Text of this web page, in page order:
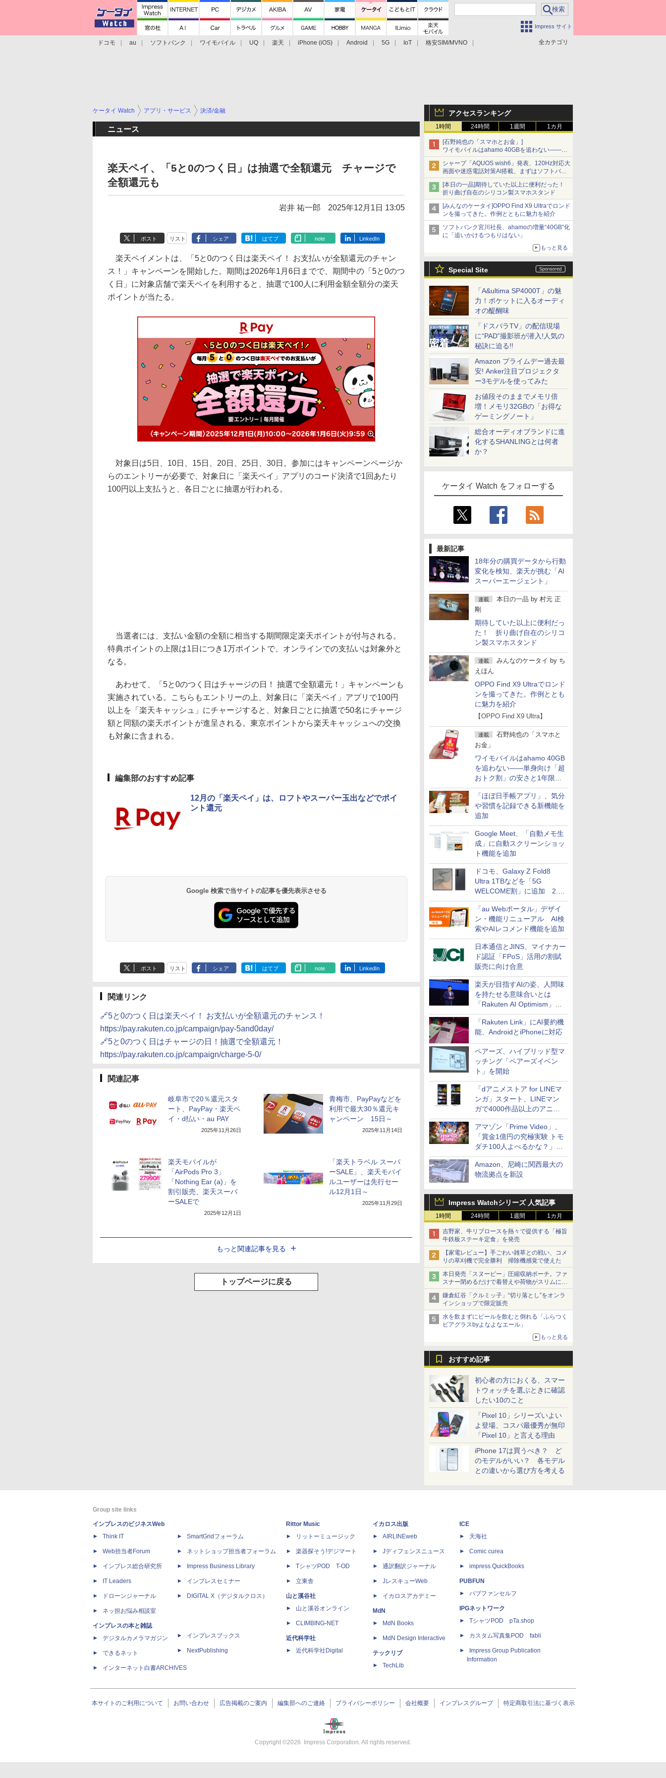
Impress サイト
全カテゴリ
ドコモ au ソフトバンク ワイモバイル UQ 楽天 iPhone (iOS) Android 5G IoT
格安SIM/MVNO
アクセスランキング
1時間 24時間 1週間 1カ月
[石野純也の「スマホとお金」]
ワイモバイルはahamo 40GBを追わない――単
身向け「超おトク割」の安さと1年限定の注意
点
シャープ「AQUOS wish6」発表、120Hz対応大
画面や迷惑電話対策AI搭載、まずはソフトバン
クの法人向け
[本日の一品]期待していた以上に便利だった！
折り曲げ自在のシリコン製スマホスタンド
[みんなのケータイ]OPPO Find X9 Ultraでロンド
ンを撮ってきた。作例とともに魅力を紹介
ソフトバンク宮川社長、ahamoの増量“40GB”化
に「追いかけるつもりはない」
もっと見る
Special Site
「A&ultima SP4000T」の魅
力！ポケットに入るオーディ
オの醍醐味
「ドスパラTV」の配信現場
に“PAD”撮影班が潜入!人気の
秘訣に迫る!!
Amazon プライムデー過去最
安! Anker注目プロジェクタ
ー3モデルを使ってみた
お値段そのままでメモリ倍
増！メモリ32GBの「お得な
ゲーミングノート」
総合オーディオブランドに進
化するSHANLINGとは何者
か？
ケータイ Watch をフォローする
最新記事
18年分の購買データから行動
変化を検知、楽天が挑む「AI
スーパーエージェント」
連載 本日の一品 by 村元 正
剛
期待していた以上に便利だっ
た！ 折り曲げ自在のシリコ
ン製スマホスタンド
連載 みんなのケータイ by ち
えほん
OPPO Find X9 Ultraでロンド
ンを撮ってきた。作例ととも
に魅力を紹介
【OPPO Find X9 Ultra】
連載
石野純也の「スマホと
お金」
ワイモバイルはahamo 40GB
を追わない――単身向け「超
おトク割」の安さと1年限定
の注意点
「ほぼ日手帳アプリ」、気分
や習慣を記録できる新機能を
追加
Google Meet、「自動メモ生
成」に自動スクリーンショッ
ト機能を追加
ドコモ、Galaxy Z Fold8
Ultra 1TBなどを「5G
WELCOME割」に追加 2.2
万円引き
「au Webポータル」デザイ
ン・機能リニューアル AI検
索やAIレコメンド機能を追加
日本通信とJINS、マイナカー
ド認証「FPoS」活用の割賦
販売に向け合意
楽天が目指すAIの姿、人間味
を持たせる意味合いとは
「Rakuten AI Optimism」三
木谷氏の基調講演
「Rakuten Link」にAI要約機
能、AndroidとiPhoneに対応
ペアーズ、ハイブリッド型マ
ッチング「ペアーズイベン
ト」を開始
「dアニメストア for LINEマ
ンガ」スタート、LINEマン
ガで4000作品以上のアニメ
見放題
アマゾン「Prime Video」、
「賞金1億円の究極実験 トモ
ダチ100人よべるかな？」シ
ーズン2の参加者公開
Amazon、尼崎に関西最大の
物流拠点を新設
Impress Watchシリーズ 人気記事
1時間 24時間 1週間 1カ月
吉野家、牛リブロースを熱々で提供する「極旨
牛鉄板ステーキ定食」を発売
【家電レビュー】手ごわい雑草との戦い、コメ
リの草刈機で完全勝利 掃除機感覚で使えた
本日発売「スヌーピー」圧縮収納ポーチ。ファ
スナー閉めるだけで着替えや荷物がスリムにま
とまる
鎌倉紅谷「クルミッ子」“切り落とし”をオンラ
インショップで限定販売
水を飲まずにビールを飲むと倒れる「ふらつく
ビアグラスbyよなよなエール」
もっと見る
おすすめ記事
初心者の方におくる、スマー
トウォッチを選ぶときに確認
したい10のこと
「Pixel 10」シリーズいよい
よ登場、コスパ最優秀が無印
「Pixel 10」と言える理由
iPhone 17は買うべき？ ど
のモデルがいい？ 各モデル
との違いから選び方を考える
ケータイ Watch アプリ・サービス 決済/金融
ニュース
楽天ペイ、「5と0のつく日」は抽選で全額還元 チャージで
全額還元も
岩井 祐一郎 2025年12月1日 13:05
ポスト リスト シェア はてブ note LinkedIn
楽天ペイメントは、「5と0のつく日は楽天ペイ！ お支払いが全額還元のチャン
ス！」キャンペーンを開始した。期間は2026年1月6日までで、期間中の「5と0のつ
く日」に対象店舗で楽天ペイを利用すると、抽選で100人に利用金額全額分の楽天
ポイントが当たる。
対象日は5日、10日、15日、20日、25日、30日。参加にはキャンペーンページか
らのエントリーが必要で、対象日に「楽天ペイ」アプリのコード決済で1回あたり
100円以上支払うと、各日ごとに抽選が行われる。
当選者には、支払い金額の全額に相当する期間限定楽天ポイントが付与される。
特典ポイントの上限は1日につき1万ポイントで、オンラインでの支払いは対象外と
なる。
あわせて、「5と0のつく日はチャージの日！ 抽選で全額還元！」キャンペーンも
実施されている。こちらもエントリーの上、対象日に「楽天ペイ」アプリで100円
以上を「楽天キャッシュ」にチャージすると、対象日ごとに抽選で50名にチャージ
額と同額の楽天ポイントが進呈される。東京ポイントから楽天キャッシュへの交換
も対象に含まれる。
編集部のおすすめ記事
12月の「楽天ペイ」は、ロフトやスーパー玉出などでポイ
ント還元
Google 検索で当サイトの記事を優先表示させる
ポスト リスト シェア はてブ note LinkedIn
関連リンク
🔗5と0のつく日は楽天ペイ！ お支払いが全額還元のチャンス！
https://pay.rakuten.co.jp/campaign/pay-5and0day/
🔗5と0のつく日はチャージの日！抽選で全額還元！
https://pay.rakuten.co.jp/campaign/charge-5-0/
関連記事
岐阜市で20％還元スタ
ート、PayPay・楽天ペ
イ・d払い・au PAY
2025年11月26日
青梅市、PayPayなどを
利用で最大30％還元キ
ャンペーン 15日～
2025年11月14日
楽天モバイルが
「AirPods Pro 3」
「Nothing Ear (a)」を
割引販売、楽天スーパ
ーSALEで
2025年12月1日
「楽天トラベル スーパ
ーSALE」、楽天モバイ
ルユーザーは先行セー
ル12月1日～
2025年11月29日
もっと関連記事を見る
トップページに戻る
Group site links
インプレスのビジネスWeb
Think IT
Web担当者Forum
インプレス総合研究所
IT Leaders
ドローンジャーナル
ネッ担お悩み相談室
インプレスの本と雑誌
デジタルカメラマガジン
できるネット
インターネット白書ARCHIVES
SmartGridフォーラム
ネットショップ担当者フォーラム
Impress Business Library
インプレスセミナー
DIGITAL X（デジタルクロス）
インプレスブックス
NextPublishing
Rittor Music
リットーミュージック
楽器探そう!デジマート
TシャツPOD T-OD
立東舎
山と溪谷社
山と溪谷オンライン
CLIMBING-NET
近代科学社
近代科学社Digital
イカロス出版
AIRLINEweb
Jディフェンスニュース
通訳翻訳ジャーナル
JレスキューWeb
イカロスアカデミー
MdN
MdN Books
MdN Design Interactive
テックリブ
TechLib
ICE
天海社
Comic curea
impress QuickBooks
PUBFUN
パブファンセルフ
IPGネットワーク
TシャツPOD pTa.shop
カスタム写真集POD fabli
Impress Group Publication
Information
本サイトのご利用について お問い合わせ 広告掲載のご案内 編集部へのご連絡 プライバシーポリシー 会社概要 インプレスグループ 特定商取引法に基づく表示
Copyright ©2026 Impress Corporation. All rights reserved.